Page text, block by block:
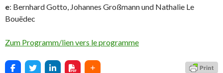
e: Bernhard Gotto, Johannes Großmann und Nathalie Le
Bouëdec
Zum Programm/lien vers le programme